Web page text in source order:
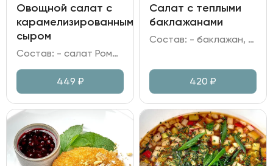
Овощной салат с
карамелизированным
сыром
Состав: - салат Романо; - огурец; перец болгарский; помидор; лук красный; - оливки/маслины; - сыр Фета; сахар; - заправка медово-горчичная.
449 ₽
Салат с теплыми
баклажанами
Состав: - баклажан, томаты черри, лук зелёный; - мусс на греческом йогурте; - кинза, кунжут; - соус на основе сладкого чили, унаги, шрирачи и соевого соуса с добавлением кунжутного масла и сока лимона.
420 ₽